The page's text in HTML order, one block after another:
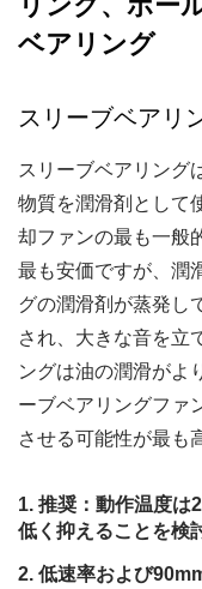
ベアリング
スリーブベアリ
スリーブベアリング
物質を潤滑剤として
却ファンの最も一般
最も安価ですが、潤
グの潤滑剤が蒸発し
され、大きな音を立
ングは油の潤滑がよ
ーブベアリングファ
させる可能性が最も
推奨：動作温度は
低く抑えることを検
低速率および